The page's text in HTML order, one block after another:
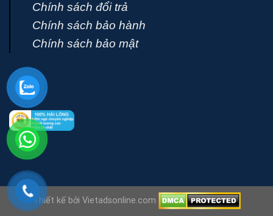
Chính sách đổi trả
Chính sách bảo hành
Chính sách bảo mật
Thiết kế bởi Vietadsonline.com